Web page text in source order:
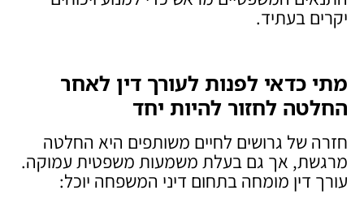
יקרים בעתיד.
מתי כדאי לפנות לעורך דין לאחר
החלטה לחזור להיות יחד
חזרה של גרושים לחיים משותפים היא החלטה
מרגשת, אך גם בעלת משמעות משפטית עמוקה.
עורך דין מומחה בתחום דיני המשפחה יוכל: